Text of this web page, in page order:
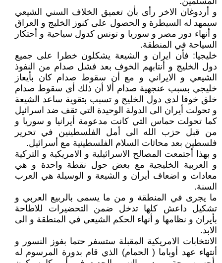
و أردوغان الاخر رأى بأن تعميق الخلاف السني الشيعي
سيمهد له السيطرة و الحصول على كنوز الخليج و العراق
و أنهاء دور مصر و سوريا و تونس كدول سياحية و أحتكار
السياحة في المنطقة.
خليجيا: فأن ايران و الشيعة يشكلون خطرا على جميع
دول الخليج و أنتابهم الخوف بعد فشل صدام من النفوذ
الشيعي و الايراني و مع أن سقوط صدام كان بأيعاز
خليجي بسبب عنجهية صدام ألا أن ذلك أي سقوط صدام
خلق خوفا لدى دول الخليج و تسبب بتقوية ساعد الشيعة
و تحولت أيران الى الدولة الوحيدة التي تقف ضد اسرائيل
كما تحولت حماس التي كانت مدعومة أيرانيا و سوريا و
من قبل حزب الله الى أمل الفلسطينين في تحرير
فلسطين بعد محاثات السلام الفلسطينية مع أسرائيل.
و بهذا أجتمعت المصالح الاسرائيلية و الامريكية و التركية
و العربية الخليجية مع بعض حول نقطة واحدة و هي
معادات و اضعاف أيران و الشيعة و الوسيلة هي العرب
السنة.
ما يجرى في المنطقة و من ما يسمى بالربيع العربي و
تشكيل داعش كلها تدخل ضمن التحضيرات للاطاحة
بأيران و نظامها و أنهاء الحكم الشيعي في المنطقة و الى
الابد.
الانتخابات الامريكية المقبلة ستسفر حتما بفوز النسور و
أنتهاء عهد أوباما ( الحمام) الذي قام بدورة المرسوم له